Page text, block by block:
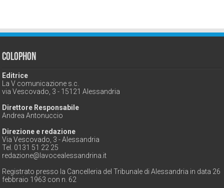
Colophon
Editrice
La V comunicazione s.c.
via Vescovado, 3 - 15121 Alessandria
Direttore Responsabile
Andrea Antonuccio
Direzione e redazione
Via Vescovado, 3 - Alessandria
Tel. 0131 51 22 25
redazione@lavocealessandrina.it
Registrato presso la Cancelleria del Tribunale di Alessandria in data 26
febbraio 1963 con n. 62